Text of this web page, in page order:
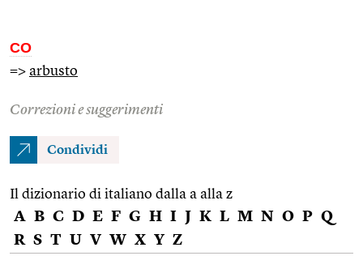
CO
=> arbusto
Correzioni e suggerimenti
Condividi
Il dizionario di italiano dalla a alla z
A B C D E F G H I J K L M N O P Q
R S T U V W X Y Z